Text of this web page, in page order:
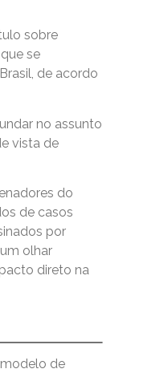
sobre
se
de acordo
no assunto
vista de
do
de casos
por
olhar
direto na
de